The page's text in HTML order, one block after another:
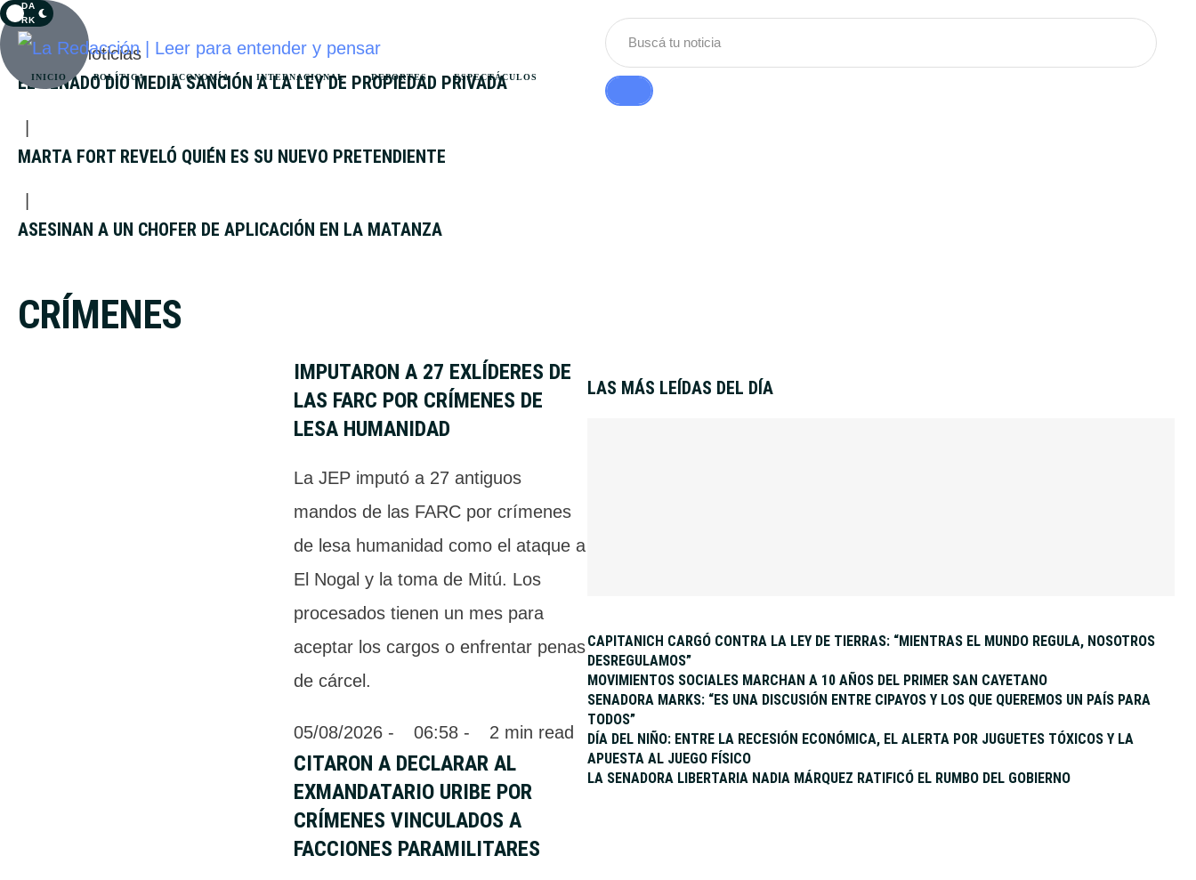
DA
RK
INICIO POLÍTICA ECONOMÍA INTERNACIONAL DEPORTES ESPECTÁCULOS
Últimas noticias
EL SENADO DIO MEDIA SANCIÓN A LA LEY DE PROPIEDAD PRIVADA
MARTA FORT REVELÓ QUIÉN ES SU NUEVO PRETENDIENTE
ASESINAN A UN CHOFER DE APLICACIÓN EN LA MATANZA
CRÍMENES
IMPUTARON A 27 EXLÍDERES DE
LAS FARC POR CRÍMENES DE
LESA HUMANIDAD
La JEP imputó a 27 antiguos
mandos de las FARC por crímenes
de lesa humanidad como el ataque a
El Nogal y la toma de Mitú. Los
procesados tienen un mes para
aceptar los cargos o enfrentar penas
de cárcel.
05/08/2026 - 06:58 - 2 min read
CITARON A DECLARAR AL
EXMANDATARIO URIBE POR
CRÍMENES VINCULADOS A
FACCIONES PARAMILITARES
LAS MÁS LEÍDAS DEL DÍA
CAPITANICH CARGÓ CONTRA LA LEY DE TIERRAS: “MIENTRAS EL MUNDO REGULA, NOSOTROS
DESREGULAMOS”
MOVIMIENTOS SOCIALES MARCHAN A 10 AÑOS DEL PRIMER SAN CAYETANO
SENADORA MARKS: “ES UNA DISCUSIÓN ENTRE CIPAYOS Y LOS QUE QUEREMOS UN PAÍS PARA
TODOS”
DÍA DEL NIÑO: ENTRE LA RECESIÓN ECONÓMICA, EL ALERTA POR JUGUETES TÓXICOS Y LA
APUESTA AL JUEGO FÍSICO
LA SENADORA LIBERTARIA NADIA MÁRQUEZ RATIFICÓ EL RUMBO DEL GOBIERNO